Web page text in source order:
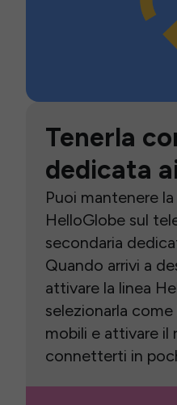
Tenerla
dedicata
Puoi mantenere
HelloGlobe sul
secondaria
Quando arrivi a
attivare la linea
selezionarla
mobili e attivare il
connetterti in